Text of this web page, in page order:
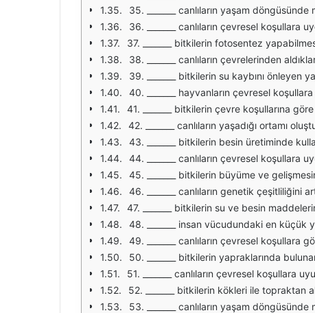
35. _______ canlıların yaşam
36. _______ canlıların çevresel koşullara
37. _______ bitkilerin fotosentez
38. _______ canlıların çevrelerinden
39. _______ bitkilerin su kaybını önleyen
40. _______ hayvanların çevresel
41. _______ bitkilerin çevre koşullarına
42. _______ canlıların yaşadığı ortamı
43. _______ bitkilerin besin üretiminde
44. _______ canlıların çevresel koşullara
45. _______ bitkilerin büyüme ve
46. _______ canlıların genetik çeşitliliğini
47. _______ bitkilerin su ve besin
48. _______ insan vücudundaki en küçük
49. _______ canlıların çevresel koşullara
50. _______ bitkilerin yapraklarında
51. _______ canlıların çevresel koşullara
52. _______ bitkilerin kökleri ile topraktan
53. _______ canlıların yaşam